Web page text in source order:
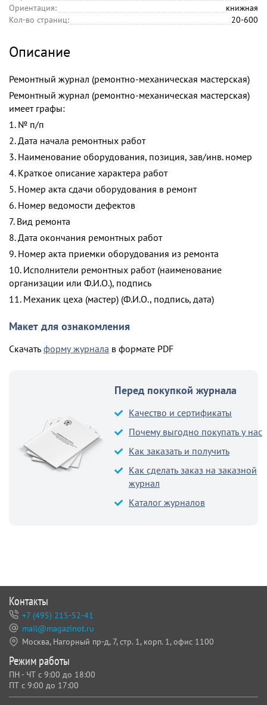
Ориентация:
книжная
Кол-во страниц:
20-600
Описание
Ремонтный журнал (ремонтно-механическая мастерская)
Ремонтный журнал (ремонтно-механическая мастерская)
имеет графы:
1. № п/п
2. Дата начала ремонтных работ
3. Наименование оборудования, позиция, зав/инв. номер
4. Краткое описание характера работ
5. Номер акта сдачи оборудования в ремонт
6. Номер ведомости дефектов
7. Вид ремонта
8. Дата окончания ремонтных работ
9. Номер акта приемки оборудования из ремонта
10. Исполнители ремонтных работ (наименование
организации или Ф.И.О.), подпись
11. Механик цеха (мастер) (Ф.И.О., подпись, дата)
Макет для ознакомления
Скачать форму журнала в формате PDF
Перед покупкой журнала
Качество и сертификаты
Почему выгодно покупать у нас
Как заказать и получить
Как сделать заказ на заказной
журнал
Каталог журналов
Контакты
+7 (495) 215-52-41
mail@magazinot.ru
Москва, Нагорный пр-д, 7, стр. 1, корп. 1, офис 1100
Режим работы
ПН - ЧТ с 9:00 до 18:00
ПТ с 9:00 до 17:00